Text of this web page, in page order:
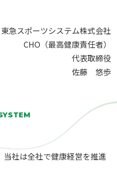
東急スポーツシステム株式会社
CHO（最高健康責任者）
代表取締役
佐藤 悠歩
社は全社で健康経営を推進